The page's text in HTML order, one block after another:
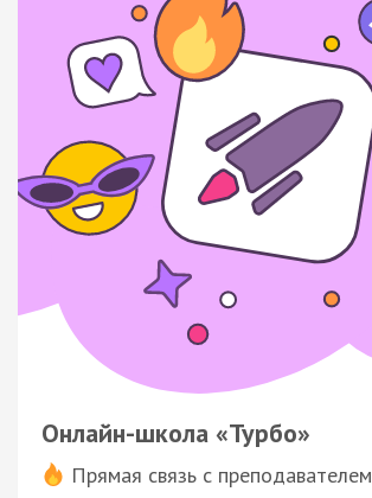
Онлайн-школа «Турбо»
Прямая связь с преподавателем